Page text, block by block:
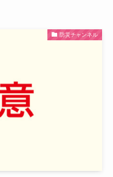
防災チャンネル